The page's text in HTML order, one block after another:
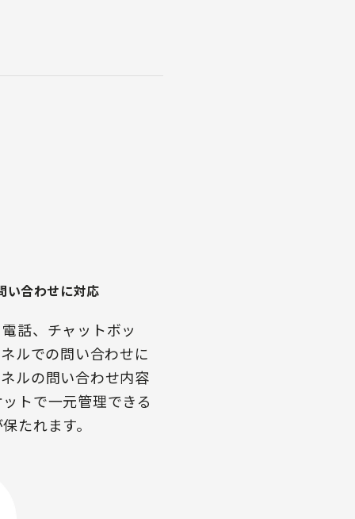
い合わせに対応
話、チャットボッ
ルでの問い合わせに
ルの問い合わせ内容
トで一元管理できる
たれます。